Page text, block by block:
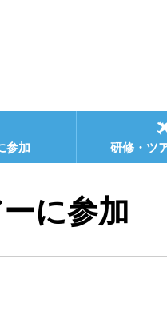
参加 研修・ツ
に参加